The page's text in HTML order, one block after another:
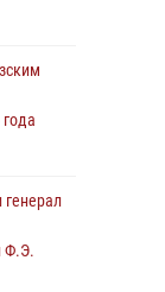
генерал
Ф.Э.